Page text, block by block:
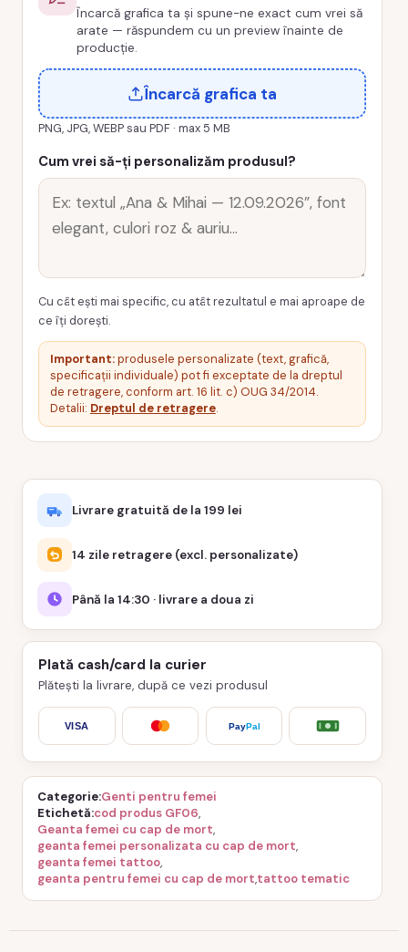
produs
Încarcă grafica ta și spune-ne exact cum vrei să
arate — răspundem cu un preview înainte de
producție.
Încarcă grafica ta
PNG, JPG, WEBP sau PDF · max 5 MB
Cum vrei să-ți personalizăm produsul?
Cu cât ești mai specific, cu atât rezultatul e mai aproape de
ce îți dorești.
Important:produsele personalizate (text, grafică,
specificații individuale) pot fi exceptate de la dreptul
de retragere, conform art. 16 lit. c) OUG 34/2014.
Detalii: Dreptul de retragere.
Livrare gratuită de la 199 lei
14 zile retragere (excl. personalizate)
Până la 14:30 · livrare a doua zi
Plată cash/card la curier
Plătești la livrare, după ce vezi produsul
VISA PayPal
Categorie Genti pentru femei
Etichetă cod produs GF06,
Geanta femei cu cap de mort,
geanta femei personalizata cu cap de mort,
geanta femei tattoo,
geanta pentru femei cu cap de mort,tattoo tematic